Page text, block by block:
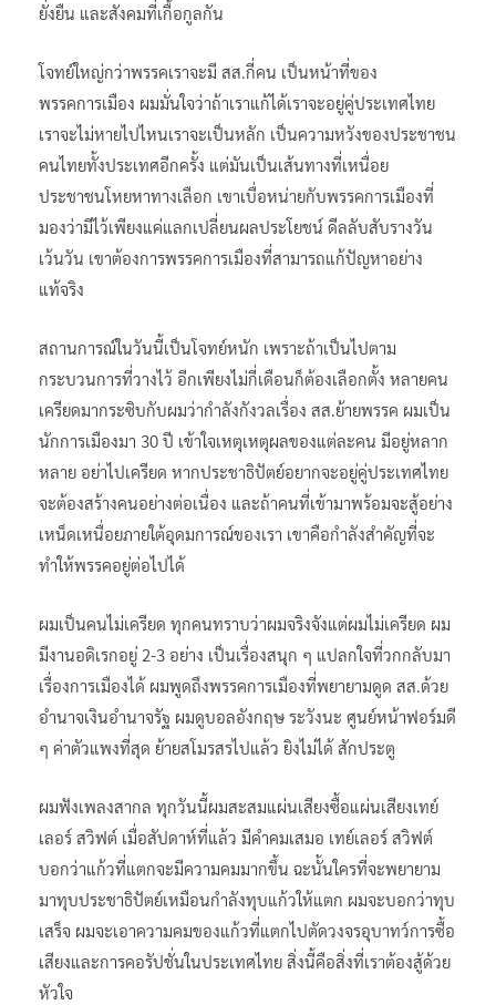
ยั่งยืน และสังคมที่เกื้อกูลกัน
โจทย์ใหญ่กว่าพรรคเราจะมี สส.กี่คน เป็นหน้าที่ของ
พรรคการเมือง ผมมั่นใจว่าถ้าเราแก้ได้เราจะอยู่คู่ประเทศไทย
เราจะไม่หายไปไหนเราจะเป็นหลัก เป็นความหวังของประชาชน
คนไทยทั้งประเทศอีกครั้ง แต่มันเป็นเส้นทางที่เหนื่อย
ประชาชนโหยหาทางเลือก เขาเบื่อหน่ายกับพรรคการเมืองที่
มองว่ามีไว้เพียงแค่แลกเปลี่ยนผลประโยชน์ ดีลลับสับรางวัน
เว้นวัน เขาต้องการพรรคการเมืองที่สามารถแก้ปัญหาอย่าง
แท้จริง
สถานการณ์ในวันนี้เป็นโจทย์หนัก เพราะถ้าเป็นไปตาม
กระบวนการที่วางไว้ อีกเพียงไม่กี่เดือนก็ต้องเลือกตั้ง หลายคน
เครียดมากระซิบกับผมว่ากำลังกังวลเรื่อง สส.ย้ายพรรค ผมเป็น
นักการเมืองมา 30 ปี เข้าใจเหตุเหตุผลของแต่ละคน มีอยู่หลาก
หลาย อย่าไปเครียด หากประชาธิปัตย์อยากจะอยู่คู่ประเทศไทย
จะต้องสร้างคนอย่างต่อเนื่อง และถ้าคนที่เข้ามาพร้อมจะสู้อย่าง
เหน็ดเหนื่อยภายใต้อุดมการณ์ของเรา เขาคือกำลังสำคัญที่จะ
ทำให้พรรคอยู่ต่อไปได้
ผมเป็นคนไม่เครียด ทุกคนทราบว่าผมจริงจังแต่ผมไม่เครียด ผม
มีงานอดิเรกอยู่ 2-3 อย่าง เป็นเรื่องสนุก ๆ แปลกใจที่วกกลับมา
เรื่องการเมืองได้ ผมพูดถึงพรรคการเมืองที่พยายามดูด สส.ด้วย
อำนาจเงินอำนาจรัฐ ผมดูบอลอังกฤษ ระวังนะ ศูนย์หน้าฟอร์มดี
ๆ ค่าตัวแพงที่สุด ย้ายสโมรสรไปแล้ว ยิงไม่ได้ สักประตู
ผมฟังเพลงสากล ทุกวันนี้ผมสะสมแผ่นเสียงซื้อแผ่นเสียงเทย์
เลอร์ สวิฟต์ เมื่อสัปดาห์ที่แล้ว มีคำคมเสมอ เทย์เลอร์ สวิฟต์
บอกว่าแก้วที่แตกจะมีความคมมากขึ้น ฉะนั้นใครที่จะพยายาม
มาทุบประชาธิปัตย์เหมือนกำลังทุบแก้วให้แตก ผมจะบอกว่าทุบ
เสร็จ ผมจะเอาความคมของแก้วที่แตกไปตัดวงจรอุบาทว์การซื้อ
เสียงและการคอรัปชั่นในประเทศไทย สิ่งนี้คือสิ่งที่เราต้องสู้ด้วย
หัวใจ